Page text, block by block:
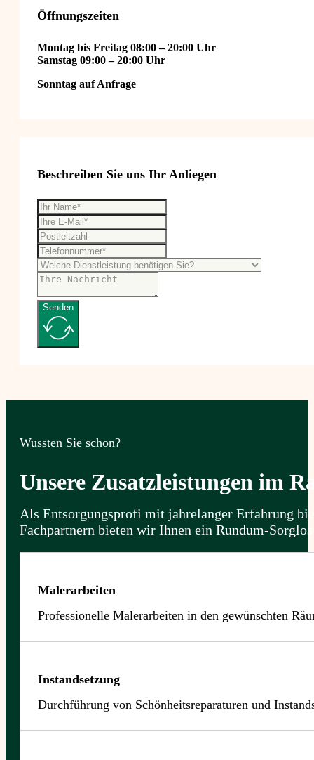
Öffnungszeiten
Montag bis Freitag 08:00 – 20:00 Uhr
Samstag 09:00 – 20:00 Uhr
Sonntag auf Anfrage
Beschreiben Sie uns Ihr Anliegen
Senden
Wussten Sie schon?
Unsere Zusatzleistungen im
Als Entsorgungsprofi mit jahrelanger Erfahrung
Fachpartnern bieten wir Ihnen ein Rundum-
Malerarbeiten
Professionelle Malerarbeiten in den gewünschten
Instandsetzung
Durchführung von Schönheitsreparaturen und